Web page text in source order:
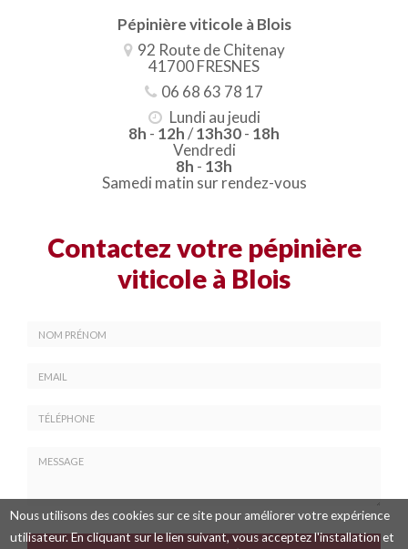
Pépinière viticole à Blois
92 Route de Chitenay
41700 FRESNES
06 68 63 78 17
Lundi au jeudi
8h - 12h/13h30- 18h
Vendredi
8h - 13h
Samedi matin sur rendez-vous
Contactez votre pépinière
viticole à Blois
Nom
Email
Tél.
Message
Nous utilisons des cookies sur ce site pour améliorer votre expérience
utilisateur. En cliquant sur le lien suivant, vous acceptez l'installation et